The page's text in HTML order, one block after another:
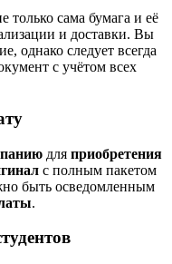
только сама бумага и её
и доставки. Вы
однако следует всегда
с учётом всех
для приобретения
с полным пакетом
быть осведомленным
.